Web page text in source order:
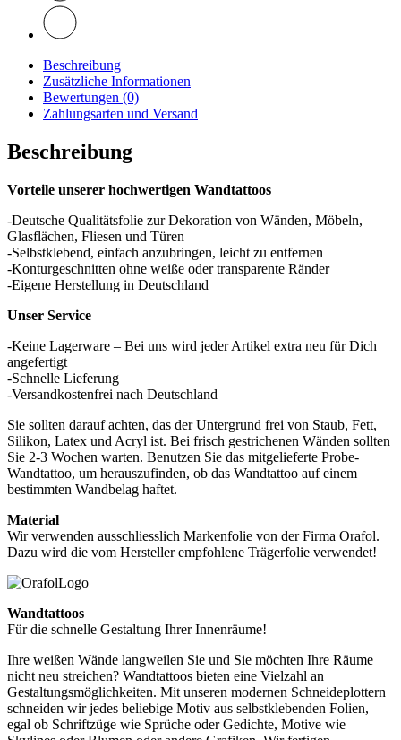
Beschreibung
Zusätzliche Informationen
Bewertungen (0)
Zahlungsarten und Versand
Beschreibung
Vorteile unserer hochwertigen Wandtattoos
-Deutsche Qualitätsfolie zur Dekoration von Wänden, Möbeln,
Glasflächen, Fliesen und Türen
-Selbstklebend, einfach anzubringen, leicht zu entfernen
-Konturgeschnitten ohne weiße oder transparente Ränder
-Eigene Herstellung in Deutschland
Unser Service
-Keine Lagerware – Bei uns wird jeder Artikel extra neu für Dich
angefertigt
-Schnelle Lieferung
-Versandkostenfrei nach Deutschland
Sie sollten darauf achten, das der Untergrund frei von Staub, Fett,
Silikon, Latex und Acryl ist. Bei frisch gestrichenen Wänden sollten
Sie 2-3 Wochen warten. Benutzen Sie das mitgelieferte Probe-
Wandtattoo, um herauszufinden, ob das Wandtattoo auf einem
bestimmten Wandbelag haftet.
Material
Wir verwenden ausschliesslich Markenfolie von der Firma Orafol.
Dazu wird die vom Hersteller empfohlene Trägerfolie verwendet!
Wandtattoos
Für die schnelle Gestaltung Ihrer Innenräume!
Ihre weißen Wände langweilen Sie und Sie möchten Ihre Räume
nicht neu streichen? Wandtattoos bieten eine Vielzahl an
Gestaltungsmöglichkeiten. Mit unseren modernen Schneideplottern
schneiden wir jedes beliebige Motiv aus selbstklebenden Folien,
egal ob Schriftzüge wie Sprüche oder Gedichte, Motive wie